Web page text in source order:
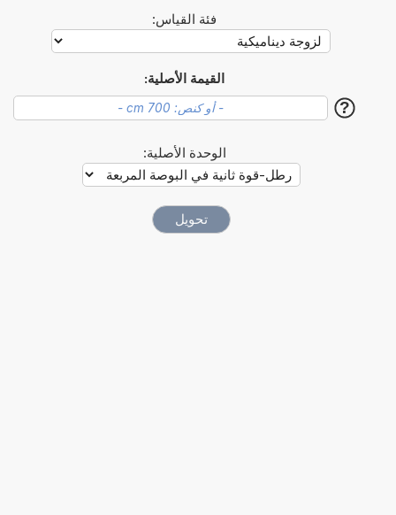
فئة القياس:
القيمة الأصلية:
?
الوحدة الأصلية: